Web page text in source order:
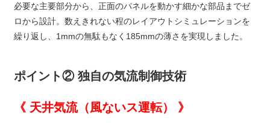
必要な主要部分から、正面のパネルを動かす細かな部品までゼ
ロから設計。数えきれない程のレイアウトシミュレーションを
繰り返し、1mmの無駄もなく185mmの薄さを実現しました。
ポイント② 独自の気流制御技術
《 天井気流（風ないス運転） 》